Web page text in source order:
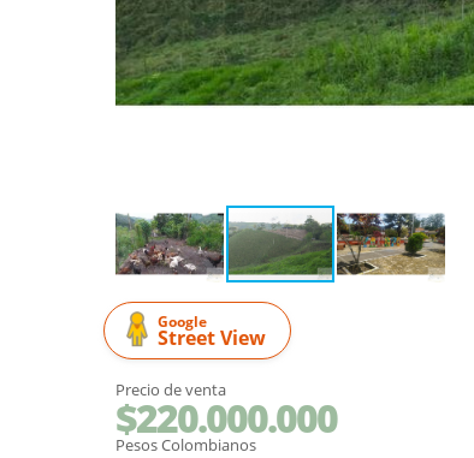
Google
Street View
Precio de venta
$220.000.000
Pesos Colombianos